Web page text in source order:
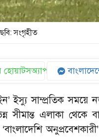
ছবি: সংগৃহীত
হোয়াটসঅ্যাপ
ইস্যু সাম্প্রতিক সময়ে
সীমান্ত এলাকা থেকে